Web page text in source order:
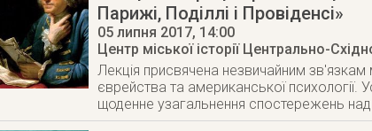
Парижі, Поділлі і Провіденсі»
05 липня 2017, 14:00
Центр міської історії Центрально-
Лекція присвячена незвичайним
єврейства та американської психології.
щоденне узагальнення спостережень над